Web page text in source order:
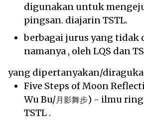
digunakan untuk
pingsan. diajarin TSTL.
berbagai jurus yang tidak
namanya , oleh LQS dan
yang dipertanyakan/
Five Steps of Moon
Wu Bu/月影舞步) - ilmu
TSTL .